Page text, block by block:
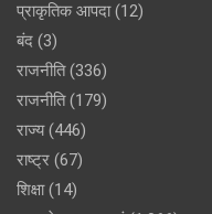
प्राकृतिक आपदा(12)
बंद (3)
राजनीति(336)
राजनीति(179)
राज्य(446)
राष्ट्र (67)
शिक्षा(14)